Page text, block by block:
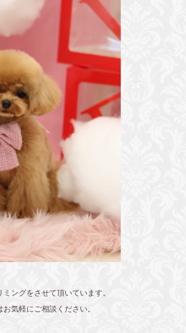
ングをさせて頂いています。
気軽にご相談ください。